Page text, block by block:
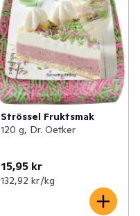
Strössel Fruktsmak
120 g, Dr. Oetker
15,95 kr
132,92 kr /kg